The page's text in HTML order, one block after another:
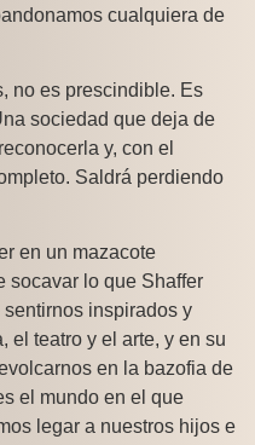
cualquiera de
no es prescindible. Es
sociedad que deja de
y, con el
Saldrá perdiendo
en un mazacote
socavar lo que Shaffer
inspirados y
el teatro y el arte, y en su
en la bazofia de
el mundo en el que
legar a nuestros hijos e